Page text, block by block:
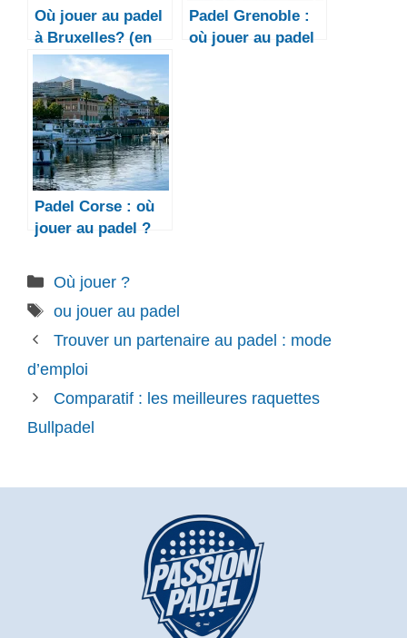
Où jouer au padel
à Bruxelles? (en
2026)
Padel Grenoble :
où jouer au padel
Padel Corse : où
jouer au padel ?
Catégories
Où jouer ?
Étiquettes
ou jouer au padel
Trouver un partenaire au padel : mode
d’emploi
Comparatif : les meilleures raquettes
Bullpadel